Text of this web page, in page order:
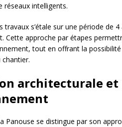
réseaux intelligents.
travaux s’étale sur une période de
Cette approche par étapes
tout en offrant la
chantier.
architecturale et
Panouse se distingue par son